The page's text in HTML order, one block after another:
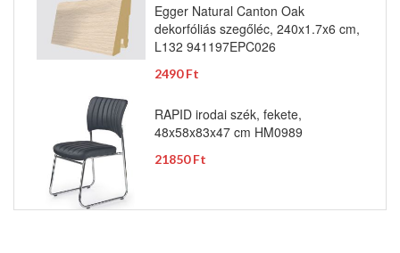
Egger Natural Canton Oak
dekorfóliás szegőléc, 240x1.7x6 cm,
L132 941197EPC026
2490 Ft
RAPID irodai szék, fekete,
48x58x83x47 cm HM0989
21850 Ft